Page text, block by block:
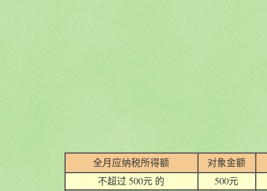
全月应纳税所得额
对象金额
不超过 500元 的
500元